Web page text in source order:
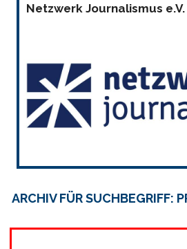
Netzwerk Journalismus e.V.
ARCHIV FÜR SUCHBEGRIFF: